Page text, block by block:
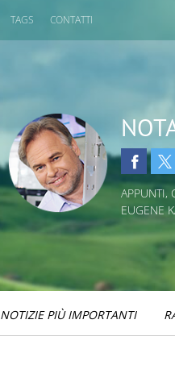
TAGS CONTATTI
APPUNTI,
EUGENE
NOTIZIE PIÙ IMPORTANTI